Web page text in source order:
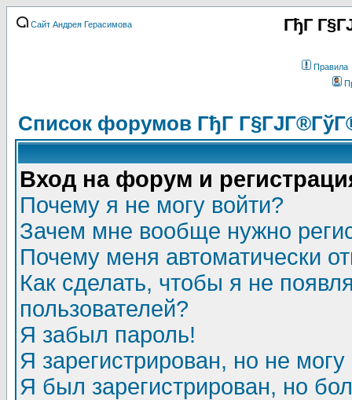
Сайт Андрея Герасимова ГђГ
Правила
Список форумов ГђГ
Вход на форум и
Почему я не могу войти?
Зачем мне вообще нужно
Почему меня автоматически
Как сделать, чтобы я не
пользователей?
Я забыл пароль!
Я зарегистрирован, но не могу
Я был зарегистрирован, но